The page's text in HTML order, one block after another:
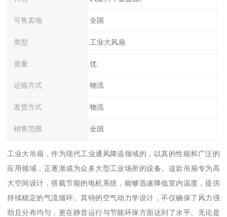
可售卖地 全国
类型 工业大风扇
质量 优
运输方式 物流
发货方式 物流
销售范围 全国
工业大吊扇，作为现代工业通风降温领域的，以其的性能和广泛的
应用领域，正逐渐成为众多大型工业场所的设备。这款吊扇专为高
大空间设计，搭载节能的电机系统，能够迅速降低室内温度，提供
持续稳定的气流循环。其特的空气动力学设计，不仅确保了风力强
劲且分布均匀，更在静音运行与节能环保方面达到了水平。无论是